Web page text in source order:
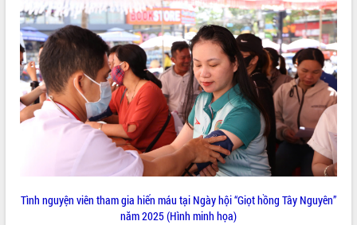
Tình nguyện viên tham gia hiến máu tại Ngày hội “Giọt hồng Tây Nguyên”
năm 2025 (Hình minh họa)